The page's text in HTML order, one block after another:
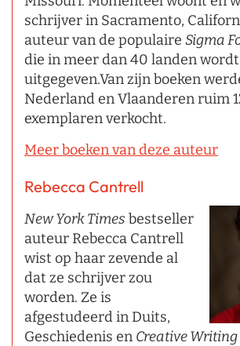
schrijver in Sacramento,
auteur van de populaire Sigma
die in meer dan 40 landen wordt
uitgegeven.Van zijn boeken
Nederland en Vlaanderen ruim
exemplaren verkocht.
Meer boeken van deze auteur
Rebecca Cantrell
New York Times bestseller
auteur Rebecca Cantrell
wist op haar zevende al
dat ze schrijver zou
worden. Ze is
afgestudeerd in Duits,
Geschiedenis en Creative Writing